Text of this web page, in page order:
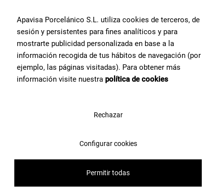
Contattaci
Apavisa Porcelánico S.L. utiliza cookies de terceros, de
sesión y persistentes para fines analíticos y para
mostrarte publicidad personalizada en base a la
información recogida de tus hábitos de navegación (por
ejemplo, las páginas visitadas). Para obtener más
información visite nuestra política de cookies
Rechazar
Configurar cookies
Permitir todas